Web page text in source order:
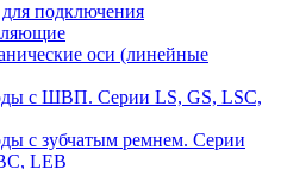
подключения
оси (линейные
с ШВП. Серии LS, GS, LSC,
с зубчатым ремнем. Серии
LEB